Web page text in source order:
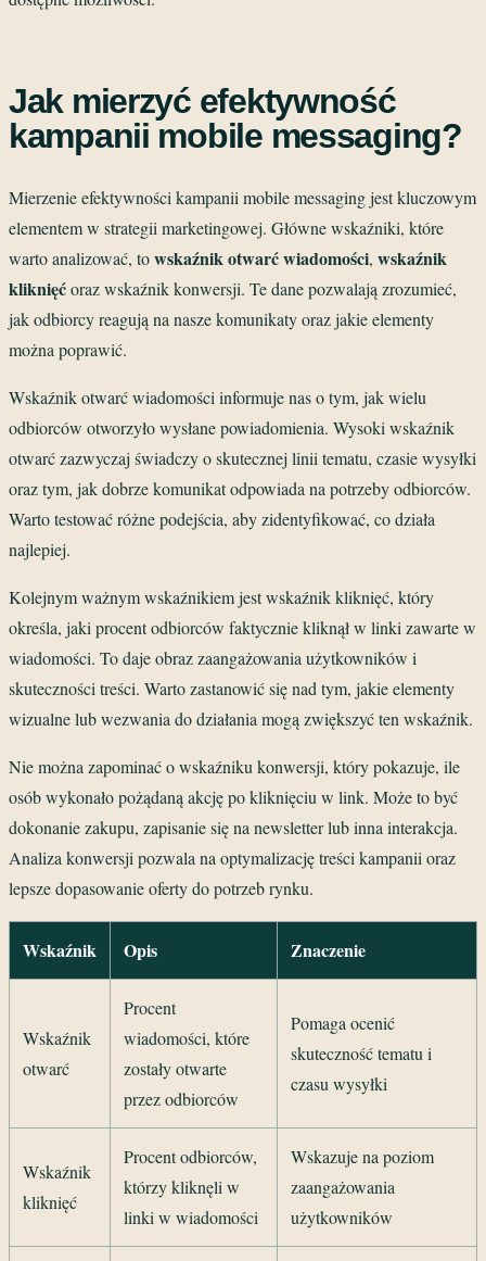
Jak mierzyć efektywność
kampanii mobile messaging?
Mierzenie efektywności kampanii mobile messaging jest kluczowym
elementem w strategii marketingowej. Główne wskaźniki, które
warto analizować, towskaźnik otwarć wiadomości, wskaźnik
kliknięćoraz wskaźnik konwersji. Te dane pozwalają zrozumieć,
jak odbiorcy reagują na nasze komunikaty oraz jakie elementy
można poprawić.
Wskaźnik otwarć wiadomości informuje nas o tym, jak wielu
odbiorców otworzyło wysłane powiadomienia. Wysoki wskaźnik
otwarć zazwyczaj świadczy o skutecznej linii tematu, czasie wysyłki
oraz tym, jak dobrze komunikat odpowiada na potrzeby odbiorców.
Warto testować różne podejścia, aby zidentyfikować, co działa
najlepiej.
Kolejnym ważnym wskaźnikiem jest wskaźnik kliknięć, który
określa, jaki procent odbiorców faktycznie kliknął w linki zawarte w
wiadomości. To daje obraz zaangażowania użytkowników i
skuteczności treści. Warto zastanowić się nad tym, jakie elementy
wizualne lub wezwania do działania mogą zwiększyć ten wskaźnik.
Nie można zapominać o wskaźniku konwersji, który pokazuje, ile
osób wykonało pożądaną akcję po kliknięciu w link. Może to być
dokonanie zakupu, zapisanie się na newsletter lub inna interakcja.
Analiza konwersji pozwala na optymalizację treści kampanii oraz
lepsze dopasowanie oferty do potrzeb rynku.
Wskaźnik Opis Znaczenie
Wskaźnik
otwarć
Procent
wiadomości, które
zostały otwarte
przez odbiorców
Pomaga ocenić
skuteczność tematu i
czasu wysyłki
Wskaźnik
kliknięć
Procent odbiorców,
którzy kliknęli w
linki w wiadomości
Wskazuje na poziom
zaangażowania
użytkowników